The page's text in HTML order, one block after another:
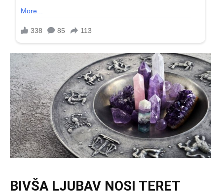
BIVŠA LJUBAV NOSI TERET